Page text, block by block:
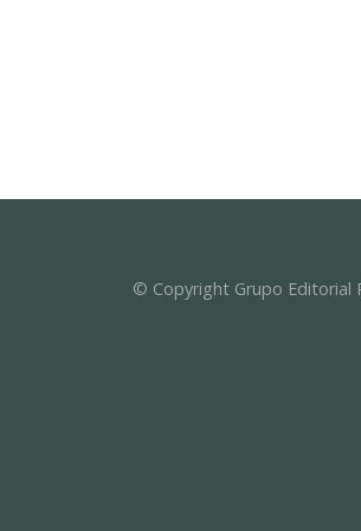
© Copyright Grupo Editorial